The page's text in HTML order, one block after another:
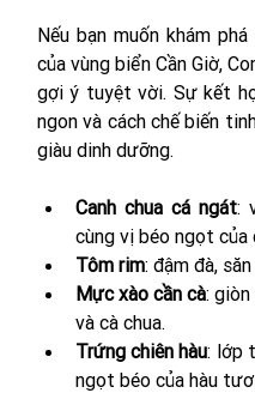
Nếu bạn muốn khám
của vùng biển Cần Giờ,
gợi ý tuyệt vời. Sự kết
ngon và cách chế biến
giàu dinh dưỡng.
Canh chua cá ngát:
cùng vị béo ngọt của
Tôm rim: đậm đà,
Mực xào cần cà:
và cà chua.
Trứng chiên hàu: lớp
ngọt béo của hàu